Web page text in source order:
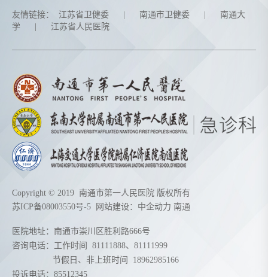
友情链接： 江苏省卫健委 南通市卫健委
南通大
学
江苏省人民医院
Copyright © 2019 南通市第一人民医院 版权所有
苏ICP备08003550号-5 网站建设： 中企动力 南通
医院地址：南通市崇川区胜利路666号
咨询电话：工作时间 81111888、 81111999
节假日、非上班时间 18962985166
投诉电话：85512345